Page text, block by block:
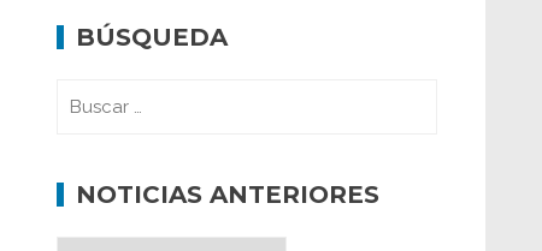
BÚSQUEDA
NOTICIAS ANTERIORES